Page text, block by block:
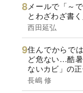
メールで「～
とわざわざ書
西田延弘
住んでからで
ど危ない…酷
ないカビ」の
長嶋 修